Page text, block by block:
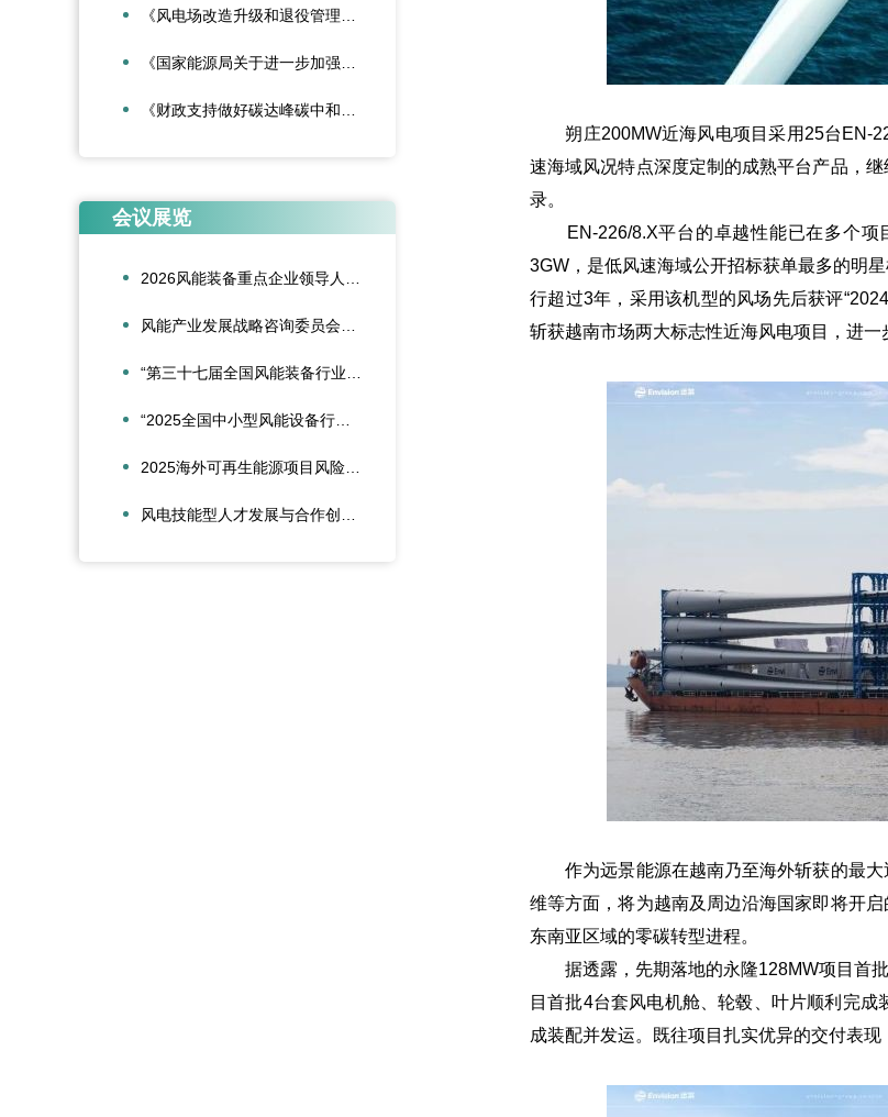
会议展览
朔庄200MW近海风电项目采用25台EN-
速海域风况特点深度定制的成熟平台产品，
录。
EN-226/8.X平台的卓越性能已在多个项
3GW，是低风速海域公开招标获单最多的明
行超过3年，采用该机型的风场先后获评
斩获越南市场两大标志性近海风电项目，进
作为远景能源在越南乃至海外斩获的最大
维等方面，将为越南及周边沿海国家即将开
东南亚区域的零碳转型进程。
据透露，先期落地的永隆128MW项目首批
目首批4台套风电机舱、轮毂、叶片顺利完
成装配并发运。既往项目扎实优异的交付表